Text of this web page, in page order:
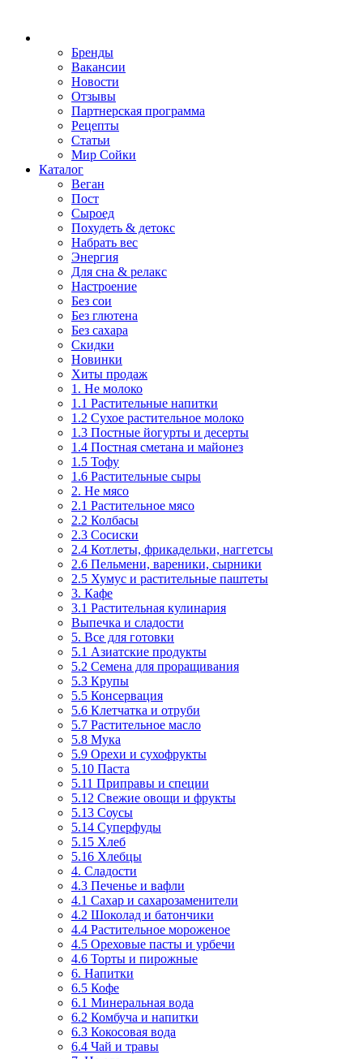
Бренды
Вакансии
Новости
Отзывы
Партнерская программа
Рецепты
Статьи
Мир Сойки
Каталог
Веган
Пост
Сыроед
Похудеть & детокс
Набрать вес
Энергия
Для сна & релакс
Настроение
Без сои
Без глютена
Без сахара
Скидки
Новинки
Хиты продаж
1. Не молоко
1.1 Растительные напитки
1.2 Сухое растительное молоко
1.3 Постные йогурты и десерты
1.4 Постная сметана и майонез
1.5 Тофу
1.6 Растительные сыры
2. Не мясо
2.1 Растительное мясо
2.2 Колбасы
2.3 Сосиски
2.4 Котлеты, фрикадельки, наггетсы
2.6 Пельмени, вареники, сырники
2.5 Хумус и растительные паштеты
3. Кафе
3.1 Растительная кулинария
Выпечка и сладости
5. Все для готовки
5.1 Азиатские продукты
5.2 Семена для проращивания
5.3 Крупы
5.5 Консервация
5.6 Клетчатка и отруби
5.7 Растительное масло
5.8 Мука
5.9 Орехи и сухофрукты
5.10 Паста
5.11 Приправы и специи
5.12 Свежие овощи и фрукты
5.13 Соусы
5.14 Суперфуды
5.15 Хлеб
5.16 Хлебцы
4. Сладости
4.3 Печенье и вафли
4.1 Сахар и сахарозаменители
4.2 Шоколад и батончики
4.4 Растительное мороженое
4.5 Ореховые пасты и урбечи
4.6 Торты и пирожные
6. Напитки
6.5 Кофе
6.1 Минеральная вода
6.2 Комбуча и напитки
6.3 Кокосовая вода
6.4 Чай и травы